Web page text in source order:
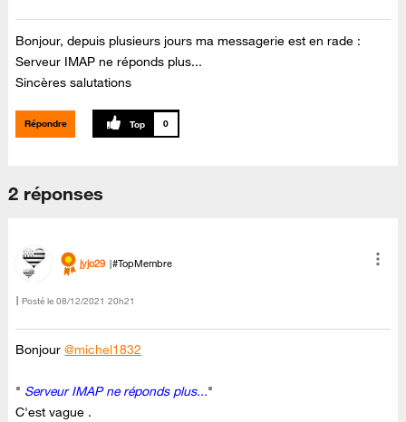
Bonjour, depuis plusieurs jours ma messagerie est en rade :
Serveur IMAP ne réponds plus...
Sincères salutations
Répondre 0
2 réponses
jyjo29 #TopMembre
Posté le ‎08/12/2021 20h21
Bonjour@michel1832
" Serveur IMAP ne réponds plus..."
C'est vague .